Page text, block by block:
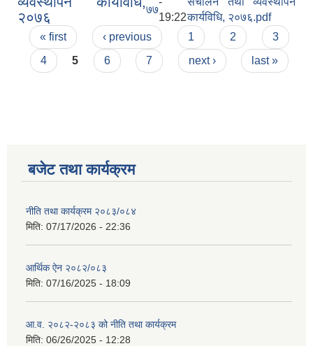
२०७६
७७
19:22कार्यविधि, २०७६.pdf
Pages
« first ‹ previous 1 2
3
4
5 6 7 next › last »
बजेट तथा कार्यक्रम
नीति तथा कार्यक्रम २०८३/०८४
मिति: 07/17/2026 - 22:36
आर्थिक ऐन २०८२/०८३
मिति: 07/16/2025 - 18:09
आ.व. २०८२-२०८३ को नीति तथा कार्यक्रम
मिति: 06/26/2025 - 12:28